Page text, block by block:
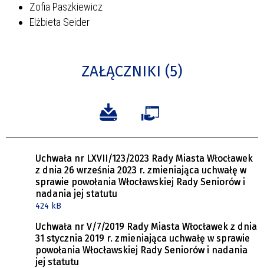
Zofia Paszkiewicz
Elżbieta Seider
ZAŁĄCZNIKI (5)
Uchwała nr LXVII/123/2023 Rady Miasta Włocławek
z dnia 26 września 2023 r. zmieniająca uchwałę w
sprawie powołania Włocławskiej Rady Seniorów i
nadania jej statutu
424 kB
Uchwała nr V/7/2019 Rady Miasta Włocławek z dnia
31 stycznia 2019 r. zmieniająca uchwałę w sprawie
powołania Włocławskiej Rady Seniorów i nadania
jej statutu